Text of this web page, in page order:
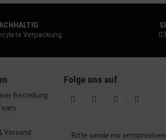
Verpackung
Bestellung
Versand
Folge uns auf
Bitte sende mir
zur Identifikation aktiv abfragen